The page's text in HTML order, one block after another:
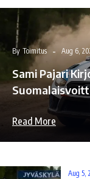
By Toimitus Aug 6,
Sami Pajari
Read More
Aug 5,